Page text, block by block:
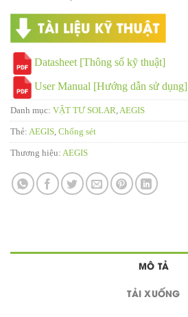
Datasheet [Thông số kỹ thuật]
User Manual [Hướng dẫn sử dụng]
Danh mục: VẬT TƯ SOLAR,AEGIS
Thẻ: AEGIS, Chống sét
Thương hiệu: AEGIS
MÔ TẢ
TẢI XUỐNG